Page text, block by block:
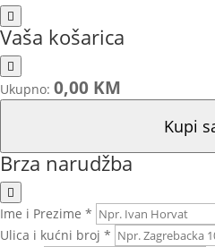
Vaša košarica
Ukupno: 0,00 KM
Kupi
Brza narudžba
Ime i Prezime *
Ulica i kućni broj *